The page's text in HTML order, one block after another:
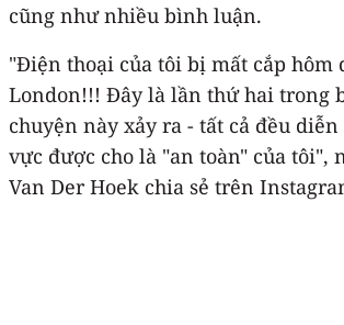
cũng như nhiều bình luận.
"Điện thoại của tôi bị mất cắp hôm
London!!! Đây là lần thứ hai trong
chuyện này xảy ra - tất cả đều
vực được cho là "an toàn" của tôi",
Van Der Hoek chia sẻ trên